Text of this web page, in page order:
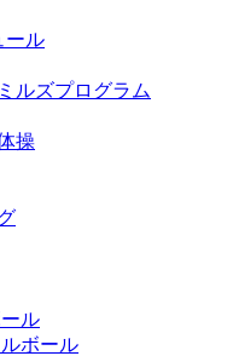
ール
ルズプログラム
操
ル
ボール